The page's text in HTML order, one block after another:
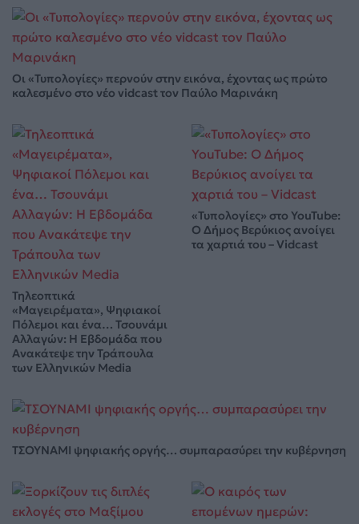
Οι «Τυπολογίες» περνούν στην εικόνα, έχοντας ως πρώτο
καλεσμένο στο νέο vidcast τον Παύλο Μαρινάκη
Τηλεοπτικά
«Μαγειρέματα», Ψηφιακοί
Πόλεμοι και ένα… Τσουνάμι
Αλλαγών: Η Εβδομάδα που
Ανακάτεψε την Τράπουλα
των Ελληνικών Media
«Τυπολογίες» στο YouTube:
Ο Δήμος Βερύκιος ανοίγει
τα χαρτιά του – Vidcast
ΤΣΟΥΝΑΜΙ ψηφιακής οργής… συμπαρασύρει την κυβέρνηση